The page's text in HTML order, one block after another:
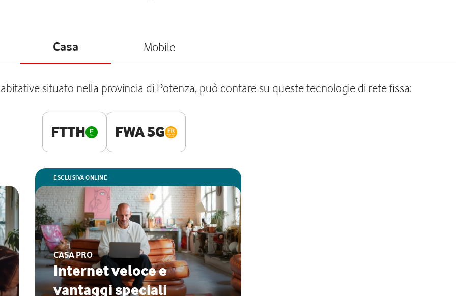
Casa Mobile
situato nella provincia di Potenza, può contare su queste tecnologie di rete fissa:
FTTH FWA 5G
ESCLUSIVA ONLINE
CASA PRO
Internet veloce e
vantaggi speciali